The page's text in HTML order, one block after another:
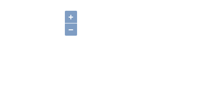
+
−